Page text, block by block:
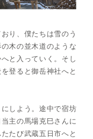
り、僕たちは雪のう
木の並木道のような
と入っていく。そし
登ると御岳神社へと
しよう。途中で宿坊
主の馬場克巳さんに
たび武蔵五日市へと